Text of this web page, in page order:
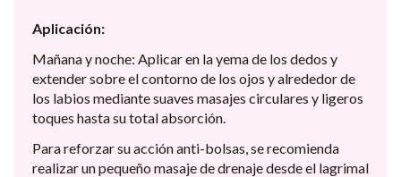
Aplicación:
Mañana y noche: Aplicar en la yema de los dedos y
extender sobre el contorno de los ojos y alrededor de
los labios mediante suaves masajes circulares y ligeros
toques hasta su total absorción.
Para reforzar su acción anti-bolsas, se recomienda
realizar un pequeño masaje de drenaje desde el lagrimal